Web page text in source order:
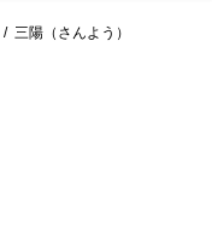
三陽（さんよう）